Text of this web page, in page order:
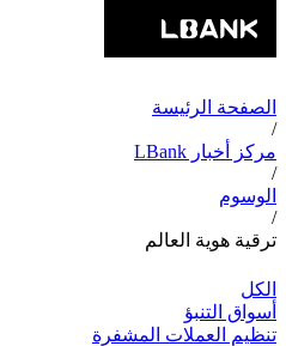
الصفحة الرئيسة
/
مركز أخبار LBank
/
الوسوم
/
ترقية هوية العالم
الكل
أسواق التنبؤ
تنظيم العملات المشفرة